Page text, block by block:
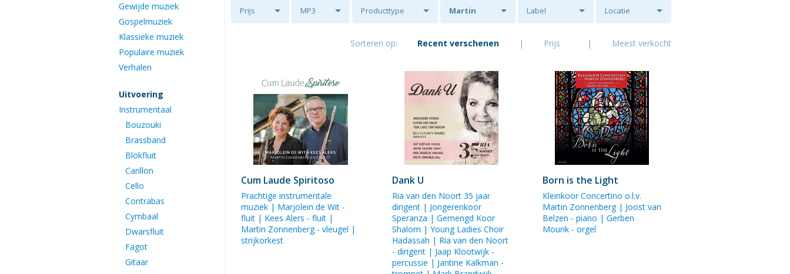
Gewijde muziek
Gospelmuziek
Klassieke muziek
Populaire muziek
Verhalen
Uitvoering
Instrumentaal
Bouzouki
Brassband
Blokfluit
Carillon
Cello
Contrabas
Cymbaal
Dwarsfluit
Fagot
Gitaar
Prijs MP3 Producttype Martin Label Locatie
Sorteren op: Recent verschenen | Prijs | Meest verkocht
Cum Laude Spiritoso
Prachtige instrumentale
muziek | Marjolein de Wit -
fluit | Kees Alers - fluit |
Martin Zonnenberg- vleugel |
strijkorkest
Dank U
Ria van den Noort35 jaar
dirigent | Jongerenkoor
Speranza | Gemengd Koor
Shalom | Young Ladies Choir
Hadassah | Ria van den Noort
- dirigent | Jaap Klootwijk-
percussie | Jantine Kalkman -
Born is the Light
Kleinkoor Concertino o.l.v.
Martin Zonnenberg| Joost van
Belzen - piano | Gerben
Mourik- orgel